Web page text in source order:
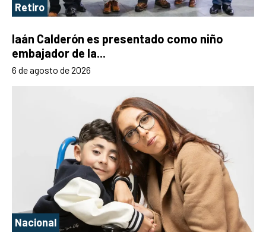
Retiro
Iaán Calderón es presentado como niño
embajador de la...
6 de agosto de 2026
Nacional